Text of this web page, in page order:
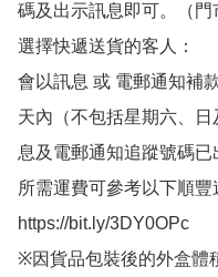
碼及出示訊息即可。（門
選擇快遞送貨的客人：
會以訊息 或 電郵通知補
天內（不包括星期六、
息及電郵通知追蹤號碼已
所需運費可參考以下順豐
https://bit.ly/3DY0OPc
※因貨品包裝後的外盒體